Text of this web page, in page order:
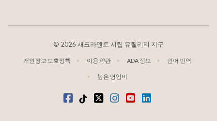
© 2026 새크라멘토 시립 유틸리티 지구
개인정보 보호정책 이용 약관 ADA 정보 언어 번역
높은 명암비
Facebook
틱톡트위터인스타그램
유튜브LinkedIn